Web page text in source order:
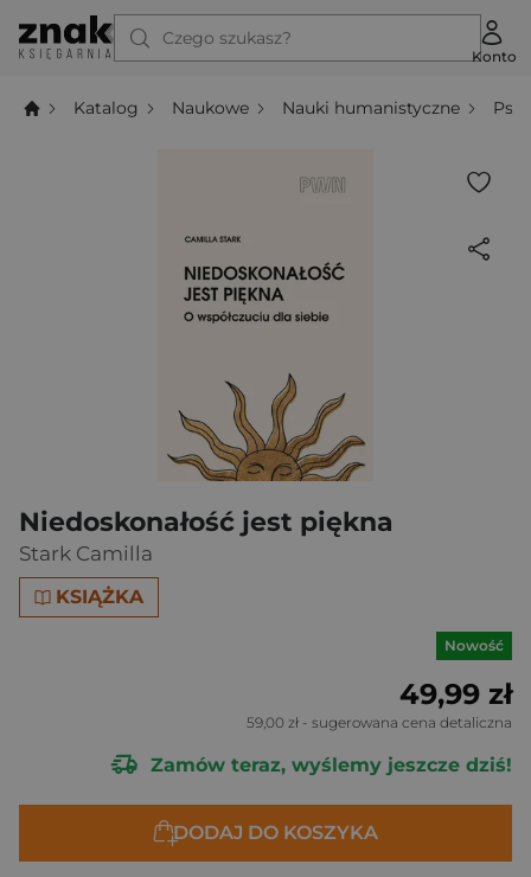
Czego szukasz?
Konto
Katalog Naukowe Nauki humanistyczne
Niedoskonałość jest piękna
Stark Camilla
KSIĄŻKA
Nowość
49,99 zł
59,00 zł - sugerowana cena detaliczna
Zamów teraz, wyślemy jeszcze dziś!
DODAJ DO KOSZYKA